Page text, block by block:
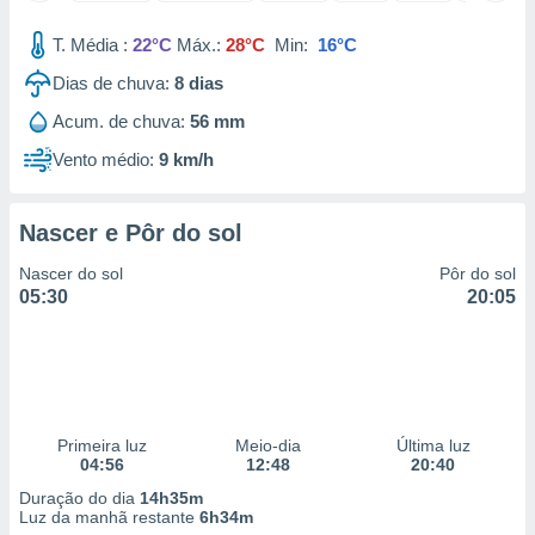
utilizar
criar
medir
da
medir o
fontes,
e melhorar
dados
T. Média : 22°C Máx.: 28°C Min: 16°C
Dias de chuva: 8 dias
Acum. de chuva: 56 mm
Vento médio: 9 km/h
Nascer e Pôr do sol
Nascer do sol
05:30
Pôr do sol
20:05
Primeira luz
04:56
Meio-dia
12:48
Última luz
20:40
Duração do dia 14h35m
Luz da manhã restante 6h34m